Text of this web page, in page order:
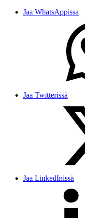
Jaa WhatsAppissa
Jaa Twitterissä
Jaa LinkedInissä